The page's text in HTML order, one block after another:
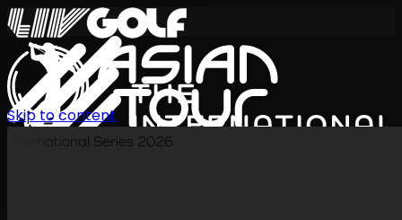
International Series 2026
Skip to content